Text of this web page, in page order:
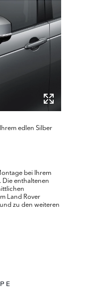
edlen Silber
bei Ihrem
Die enthaltenen
Land Rover
zu den weiteren